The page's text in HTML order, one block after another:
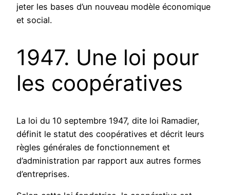
jeter les bases d’un nouveau modèle économique
et social.
1947. Une loi pour
les coopératives
La loi du 10 septembre 1947, dite loi Ramadier,
définit le statut des coopératives et décrit leurs
règles générales de fonctionnement et
d’administration par rapport aux autres formes
d’entreprises.